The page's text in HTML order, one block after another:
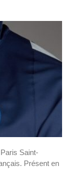
Saint-
Présent en